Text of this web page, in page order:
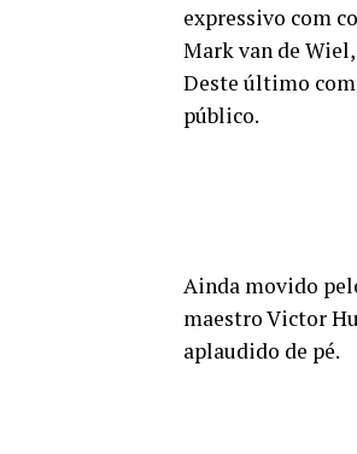
expressivo com
Mark van de
Deste último
público.
Ainda movido
maestro Victor
aplaudido de pé.